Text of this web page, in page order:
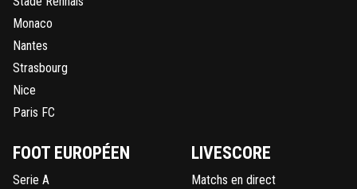
Monaco
Nantes
Strasbourg
Nice
Paris FC
FOOT EUROPÉEN
Serie A
LIVESCORE
Matchs en direct